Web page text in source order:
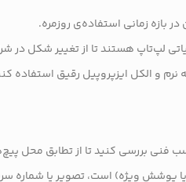
بازه زمانی استفاده‌ی روزمره.
لپ‌تاپ هستند تا از تغییر شکل در
نرم و الکل ایزپروپیل رقیق استفاده
ویژه) است، تصویر یا شماره